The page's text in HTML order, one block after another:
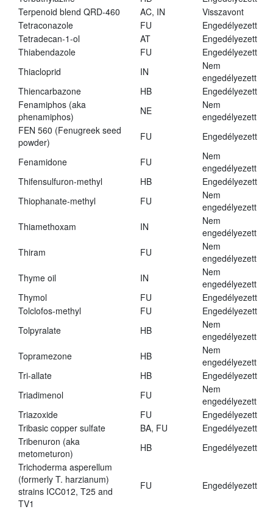
Terpenoid blend QRD-460
AC, IN
Visszavont
Tetraconazole
FU
Engedélyezett
Tetradecan-1-ol
AT
Engedélyezett
Thiabendazole
FU
Engedélyezett
Thiacloprid
IN
Nem
engedélyezett
Thiencarbazone
HB
Engedélyezett
Fenamiphos (aka
phenamiphos)
NE
Nem
engedélyezett
FEN 560 (Fenugreek seed
powder)
FU Engedélyezett
Fenamidone FU
Nem
engedélyezett
Thifensulfuron-methyl
HB
Engedélyezett
Thiophanate-methyl
FU
Nem
engedélyezett
Thiamethoxam
IN
Nem
engedélyezett
Thiram
FU
Nem
engedélyezett
Thyme oil
IN
Nem
engedélyezett
Thymol
FU
Engedélyezett
Tolclofos-methyl
FU
Engedélyezett
Tolpyralate
HB
Nem
engedélyezett
Topramezone
HB
Nem
engedélyezett
Tri-allate
HB
Engedélyezett
Triadimenol
FU
Nem
engedélyezett
Triazoxide
FU
Engedélyezett
Tribasic copper sulfate
BA, FU
Engedélyezett
Tribenuron (aka
metometuron)
HB
Engedélyezett
Trichoderma asperellum
(formerly T. harzianum)
strains ICC012, T25 and
TV1
FU Engedélyezett